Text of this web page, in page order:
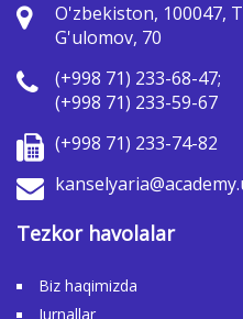
O'zbekiston, 100047,
G'ulomov, 70
(+998 71) 233-68-47;
(+998 71) 233-59-67
(+998 71) 233-74-82
Tezkor havolalar
Biz haqimizda
Jurnallar